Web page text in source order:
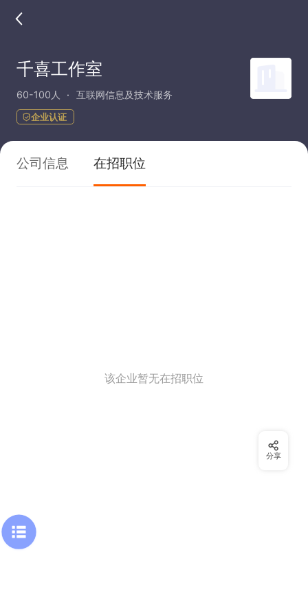
千喜工作室
60-100人 互联网信息及技术服务
企业认证
公司信息 在招职位
该企业暂无在招职位
分享